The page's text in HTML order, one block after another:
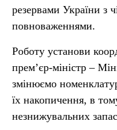
резервами України з
повноваженнями.
Роботу установи
прем’єр-міністр –
змінюємо
їх накопичення, в
незнижувальних